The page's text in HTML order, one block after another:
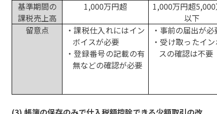
基準期間の
課税売上高
1,000万円超
1,000万円超
以下
留意点
・課税仕入れにはイン
ボイスが必要
・登録番号の記載の有
無などの確認が必要
・事前の届出が必
・受け取ったイ
スの確認は不要